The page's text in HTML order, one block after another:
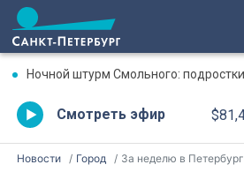
Ночной штурм Смольного: подростки с
Смотреть эфир
Новости Город За неделю в Петербурге высадили 130